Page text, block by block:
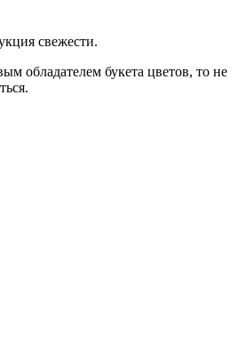
свежести.
обладателем букета цветов, то не